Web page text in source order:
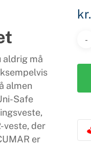
aldrig må
almen
Safe
veste, der
er
kr.